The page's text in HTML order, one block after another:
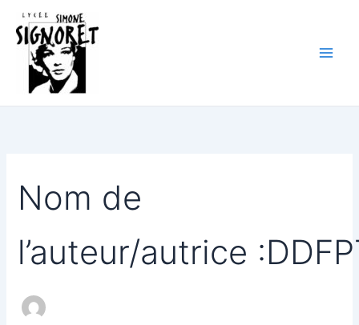
contenu
Nom de
l’auteur/autrice